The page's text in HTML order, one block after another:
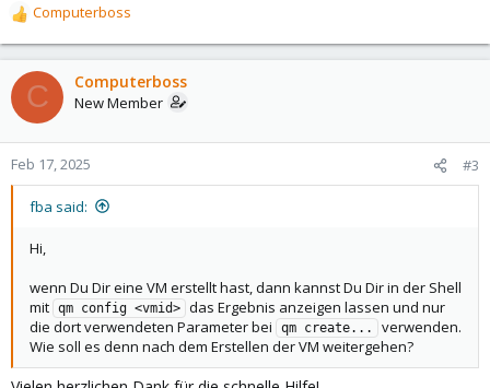
R
e
a
c
t
o
n
Computerboss
C Computerboss
New Member
Feb 17, 2025 #3
fba said:
Hi,
wenn Du Dir eine VM erstellt hast, dann kannst Du Dir in der Shell
mit qm config <vmid> das Ergebnis anzeigen lassen und nur
die dort verwendeten Parameter bei
qm create...
verwenden.
Wie soll es denn nach dem Erstellen der VM weitergehen?